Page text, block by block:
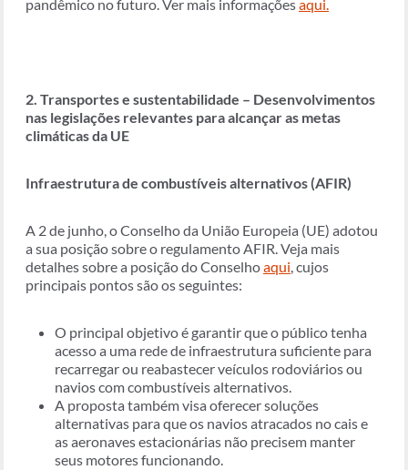
pandêmico no futuro. Ver mais informaçõesaqui.
2. Transportes e sustentabilidade – Desenvolvimentos
nas legislações relevantes para alcançar as metas
climáticas da UE
Infraestrutura de combustíveis alternativos (AFIR)
A 2 de junho, o Conselho da União Europeia (UE) adotou
a sua posição sobre o regulamento AFIR. Veja mais
detalhes sobre a posição do Conselhoaqui, cujos
principais pontos são os seguintes:
O principal objetivo é garantir que o público tenha
acesso a uma rede de infraestrutura suficiente para
recarregar ou reabastecer veículos rodoviários ou
navios com combustíveis alternativos.
A proposta também visa oferecer soluções
alternativas para que os navios atracados no cais e
as aeronaves estacionárias não precisem manter
seus motores funcionando.